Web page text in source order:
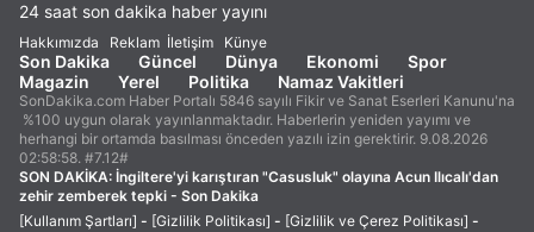
24 saat son dakika haber yayını
Hakkımızda Reklam İletişim Künye
Son Dakika Güncel Dünya Ekonomi
Spor
Magazin
Yerel Politika Namaz Vakitleri
SonDakika.com Haber Portalı 5846 sayılı Fikir ve Sanat Eserleri Kanunu'na
%100 uygun olarak yayınlanmaktadır. Haberlerin yeniden yayımı ve
herhangi bir ortamda basılması önceden yazılı izin gerektirir. 9.08.2026
02:58:58. #7.12#
SON DAKİKA: İngiltere'yi karıştıran "Casusluk" olayına Acun Ilıcalı'dan
zehir zemberek tepki - Son Dakika
[Kullanım Şartları] - [Gizlilik Politikası] - [Gizlilik ve Çerez Politikası] -